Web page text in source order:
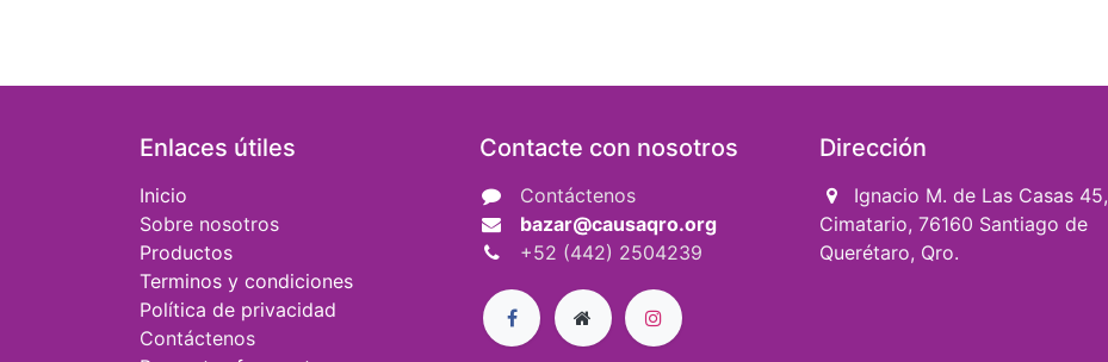
Enlaces útiles
Inicio
Sobre nosotros
Productos
Terminos y condiciones
Política de privacidad
Contáctenos
Contacte con nosotros
Contáctenos
bazar@causaqro.org
+52 (442) 2504239
Dirección
Ignacio M. de Las Casas 45,
Cimatario, 76160 Santiago de
Querétaro, Qro.